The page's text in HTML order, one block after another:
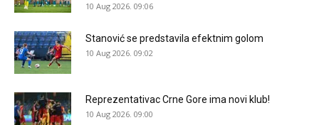
10 Aug 2026. 09:06
Stanović se predstavila efektnim golom
10 Aug 2026. 09:02
Reprezentativac Crne Gore ima novi klub!
10 Aug 2026. 09:00